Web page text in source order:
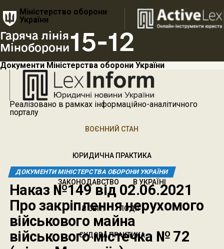
Міністерство оборони
України
Гаряча лінія
Міноборони15-12
Документи Міністерства оборони України
Реалізовано в рамках інформаційно-аналітичного
порталу
ВОЄННИЙ СТАН
ЮРИДИЧНА ПРАКТИКА
ЗАКОНОДАВСТВО В УКРАЇНІ
В СВІТІ ПОДІЇ
СУДОВА ПРАКТИКА
ДОКУМЕНТИ МІНІСТЕРСТВА ОБОРОНИ УКРАЇНИ
Наказ №149 від 02.06.2021
Про закріплення нерухомого
військового майна
військового містечка № 72